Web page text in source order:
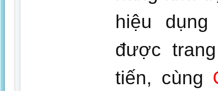
hiệu
được
tiến, cùng